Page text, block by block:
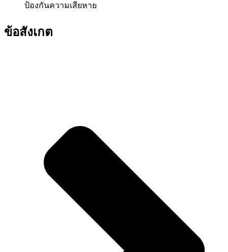
ป้องกันความเสียหาย
ข้อสังเกต